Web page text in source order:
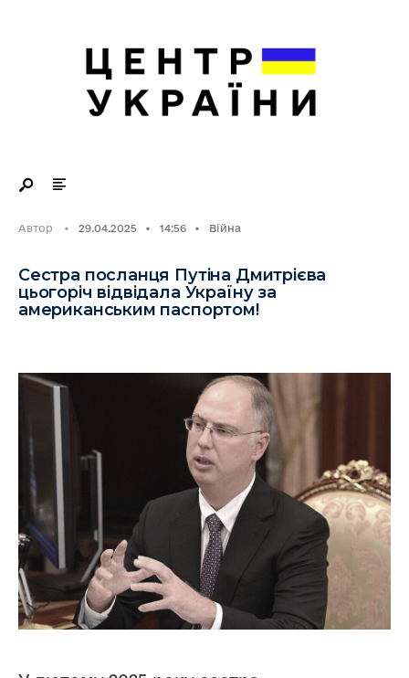
Автор • 29.04.2025 • 14:56 • Війна
Сестра посланця Путіна Дмитрієва
цьогоріч відвідала Україну за
американським паспортом!